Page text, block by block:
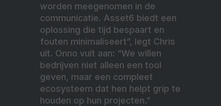
worden meegenomen in de
communicatie. Asset6 biedt een
oplossing die tijd bespaart en
fouten minimaliseert”, legt Chris
uit. Onno vult aan: “We willen
bedrijven niet alleen een tool
geven, maar een compleet
ecosysteem dat hen helpt grip te
houden op hun projecten.”